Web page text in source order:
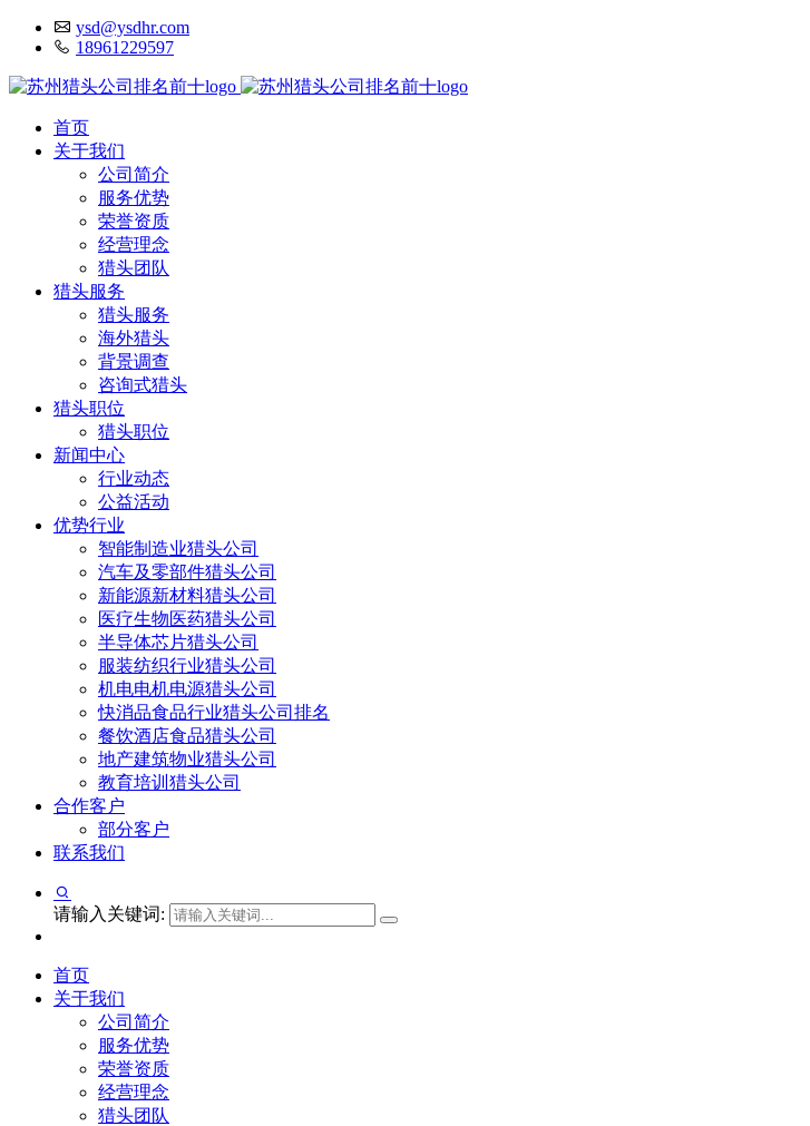
ysd@ysdhr.com
18961229597
首页
关于我们
公司简介
服务优势
荣誉资质
经营理念
猎头团队
猎头服务
猎头服务
海外猎头
背景调查
咨询式猎头
猎头职位
猎头职位
新闻中心
行业动态
公益活动
优势行业
智能制造业猎头公司
汽车及零部件猎头公司
新能源新材料猎头公司
医疗生物医药猎头公司
半导体芯片猎头公司
服装纺织行业猎头公司
机电电机电源猎头公司
快消品食品行业猎头公司排名
餐饮酒店食品猎头公司
地产建筑物业猎头公司
教育培训猎头公司
合作客户
部分客户
联系我们
请输入关键词:
首页
关于我们
公司简介
服务优势
荣誉资质
经营理念
猎头团队